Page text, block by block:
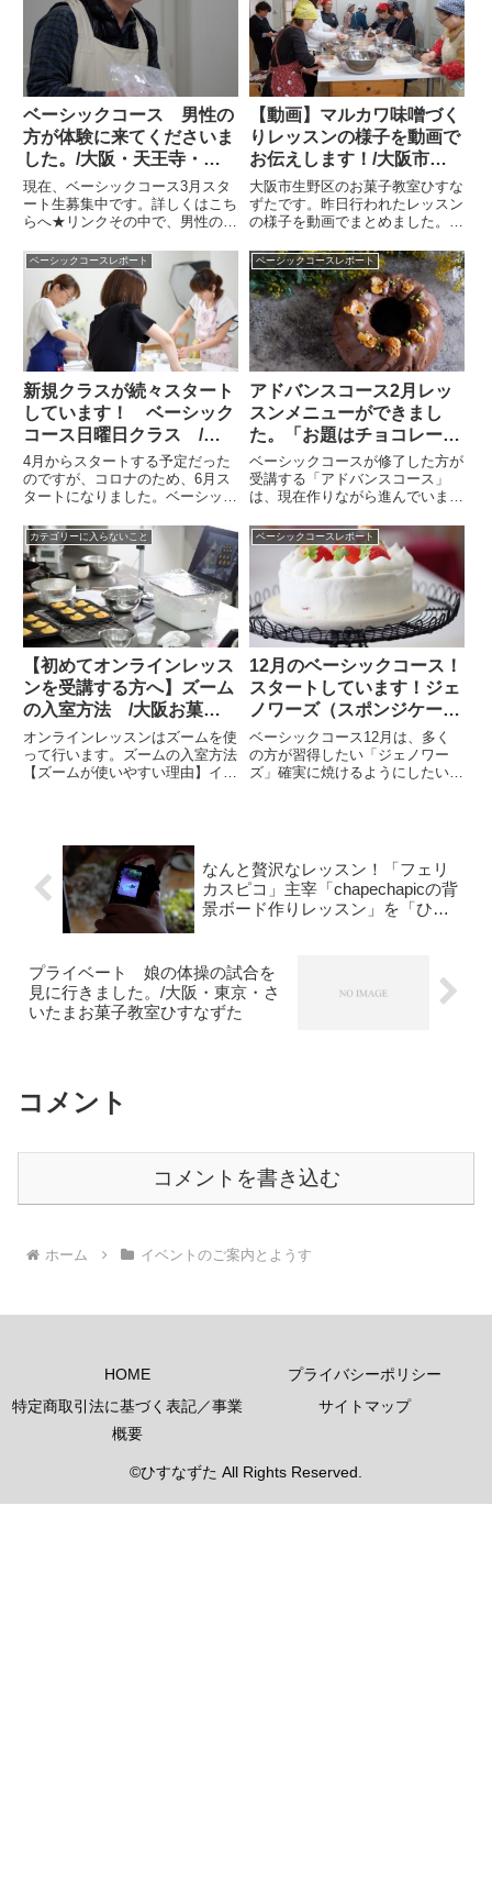
ベーシックコース 男性の
方が体験に来てくださいま
した。/大阪・天王寺・な
んばお菓子教室ひすなずた
現在、ベーシックコース3月スタ
ート生募集中です。詳しくはこち
らへ★リンクその中で、男性の方
がとても親切で丁寧に感じられた
ので男性クラスか、混合クラスを
作ってみようか？と思いました。
お会いするまでは、ドキドキで
す...
【動画】マルカワ味噌づく
りレッスンの様子を動画で
お伝えします！/大阪市お
菓子教室ひすなずた
大阪市生野区のお菓子教室ひすな
ずたです。昨日行われたレッスン
の様子を動画でまとめました。2
さっていっています。全体のレッ
スンの様子です。
ベーシックコースレポート
新規クラスが続々スタート
しています！ ベーシック
コース日曜日クラス /
大阪お菓子教室ひすなずた
4月からスタートする予定だった
のですが、コロナのため、6月ス
タートになりました。ベーシック
所の許可がとれたので、写真OK
でました！笑ずっと待っていてく
ださった方もおられて、やっとス
タート！みなさん、緊張されて
い...
ベーシックコースレポート
アドバンスコース2月レッ
スンメニューができまし
た。「お題はチョコレー
ト」学ぶところが多くて作
りやすい美味しいのができ
ました！/大阪・お菓子教
室ひすなずた
ベーシックコースが修了した方が
受講する「アドバンスコース」
は、現在作りながら進んでいま
コレート」どんな内容にすれば、
みなさんが喜んでいただける
か！？生徒さんの顔を浮かべなが
ら作っています。とても素敵なメ
ニュー・...
カテゴリーに入らないこと
【初めてオンラインレッス
ンを受講する方へ】ズーム
の入室方法 /大阪お菓子
教室ひすなずた
オンラインレッスンはズームを使
って行います。ズームの入室方法
【ズームが使いやすい理由】イン
的簡単です。受講する側はパソコ
ンなら送られたURLをクリック...
ベーシックコースレポート
12月のベーシックコース！
スタートしています！ジェ
ノワーズ（スポンジケー
キ）をきちんと作りま
す！/大阪・天王寺・なん
ばお菓子教室ひすなずた
ベーシックコース12月は、多く
の方が習得したい「ジェノワー
ズ」確実に焼けるようにしたい！
のスタジオジェンマの高橋教子先
生の...
なんと贅沢なレッスン！「フェリ
カスピコ」主宰「chapechapicの背
景ボード作りレッスン」を「ひす
プライベート 娘の体操の試合を
見に行きました。/大阪・東京・さ
いたまお菓子教室ひすなずた
コメント
コメントを書き込む
ホーム イベントのご案内とようす
HOME
プライバシーポリシー
特定商取引法に基づく表記／事業
概要
サイトマップ
©ひすなずた All Rights Reserved.